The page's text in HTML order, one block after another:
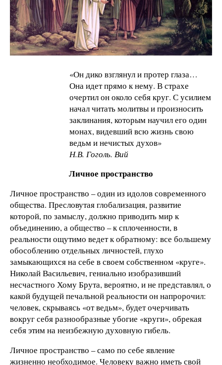
«Он дико взглянул и протер глаза…
Она идет прямо к нему. В страхе
очертил он около себя круг. С усилием
начал читать молитвы и произносить
заклинания, которым научил его один
монах, видевший всю жизнь свою
ведьм и нечистых духов»
Н.В. Гоголь. Вий
Личное пространство
Личное пространство – один из идолов современного
общества. Пресловутая глобализация, развитие
которой, по замыслу, должно приводить мир к
объединению, а общество – к сплоченности, в
реальности ощутимо ведет к обратному: все большему
обособлению отдельных личностей, глухо
замыкающихся на себе в своем собственном «круге».
Николай Васильевич, гениально изобразивший
несчастного Хому Брута, вероятно, и не представлял, о
какой будущей печальной реальности он напророчил:
человек, скрываясь «от ведьм», будет очерчивать
вокруг себя разнообразные убогие «круги», обрекая
себя этим на неизбежную духовную гибель.
Личное пространство – само по себе явление
жизненно необходимое. Человеку важно иметь свой